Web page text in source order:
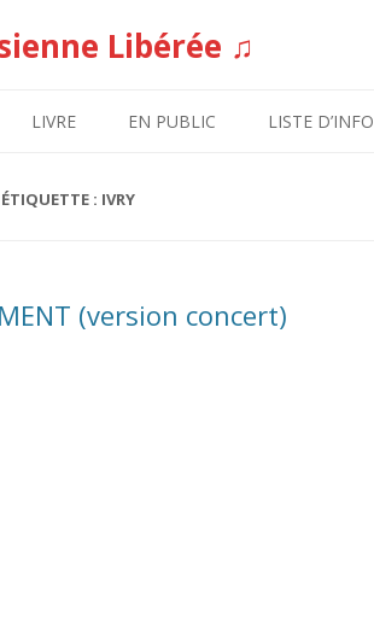
Libérée ♫
LIVRE EN PUBLIC LISTE D’INFO
: IVRY
(version concert)